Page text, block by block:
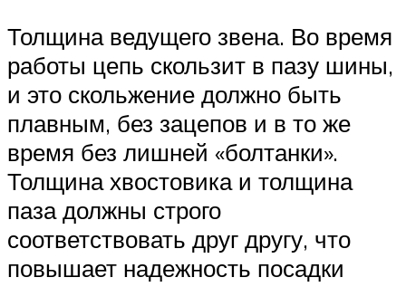
Толщина ведущего звена. Во время
работы цепь скользит в пазу шины,
и это скольжение должно быть
плавным, без зацепов и в то же
время без лишней «болтанки».
Толщина хвостовика и толщина
паза должны строго
соответствовать друг другу, что
повышает надежность посадки